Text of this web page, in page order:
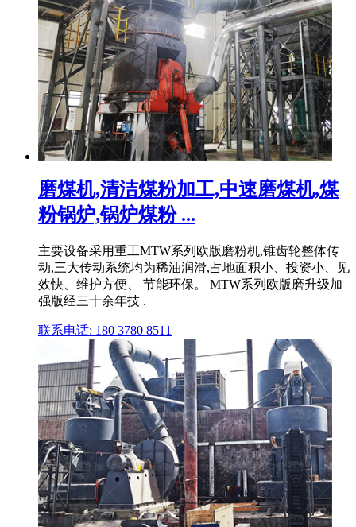
磨煤机,清洁煤粉加工,中速磨煤机,煤
粉锅炉,锅炉煤粉 ...
主要设备采用重工MTW系列欧版磨粉机,锥齿轮整体传
动,三大传动系统均为稀油润滑,占地面积小、投资小、见
效快、维护方便、 节能环保。 MTW系列欧版磨升级加
强版经三十余年技 .
联系电话: 180 3780 8511